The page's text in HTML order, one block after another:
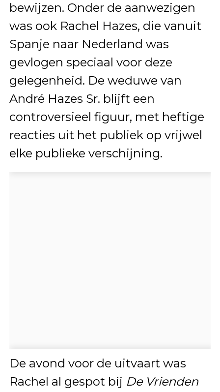
bewijzen. Onder de aanwezigen
was ook Rachel Hazes, die vanuit
Spanje naar Nederland was
gevlogen speciaal voor deze
gelegenheid. De weduwe van
André Hazes Sr. blijft een
controversieel figuur, met heftige
reacties uit het publiek op vrijwel
elke publieke verschijning.
De avond voor de uitvaart was
Rachel al gespot bij De Vrienden